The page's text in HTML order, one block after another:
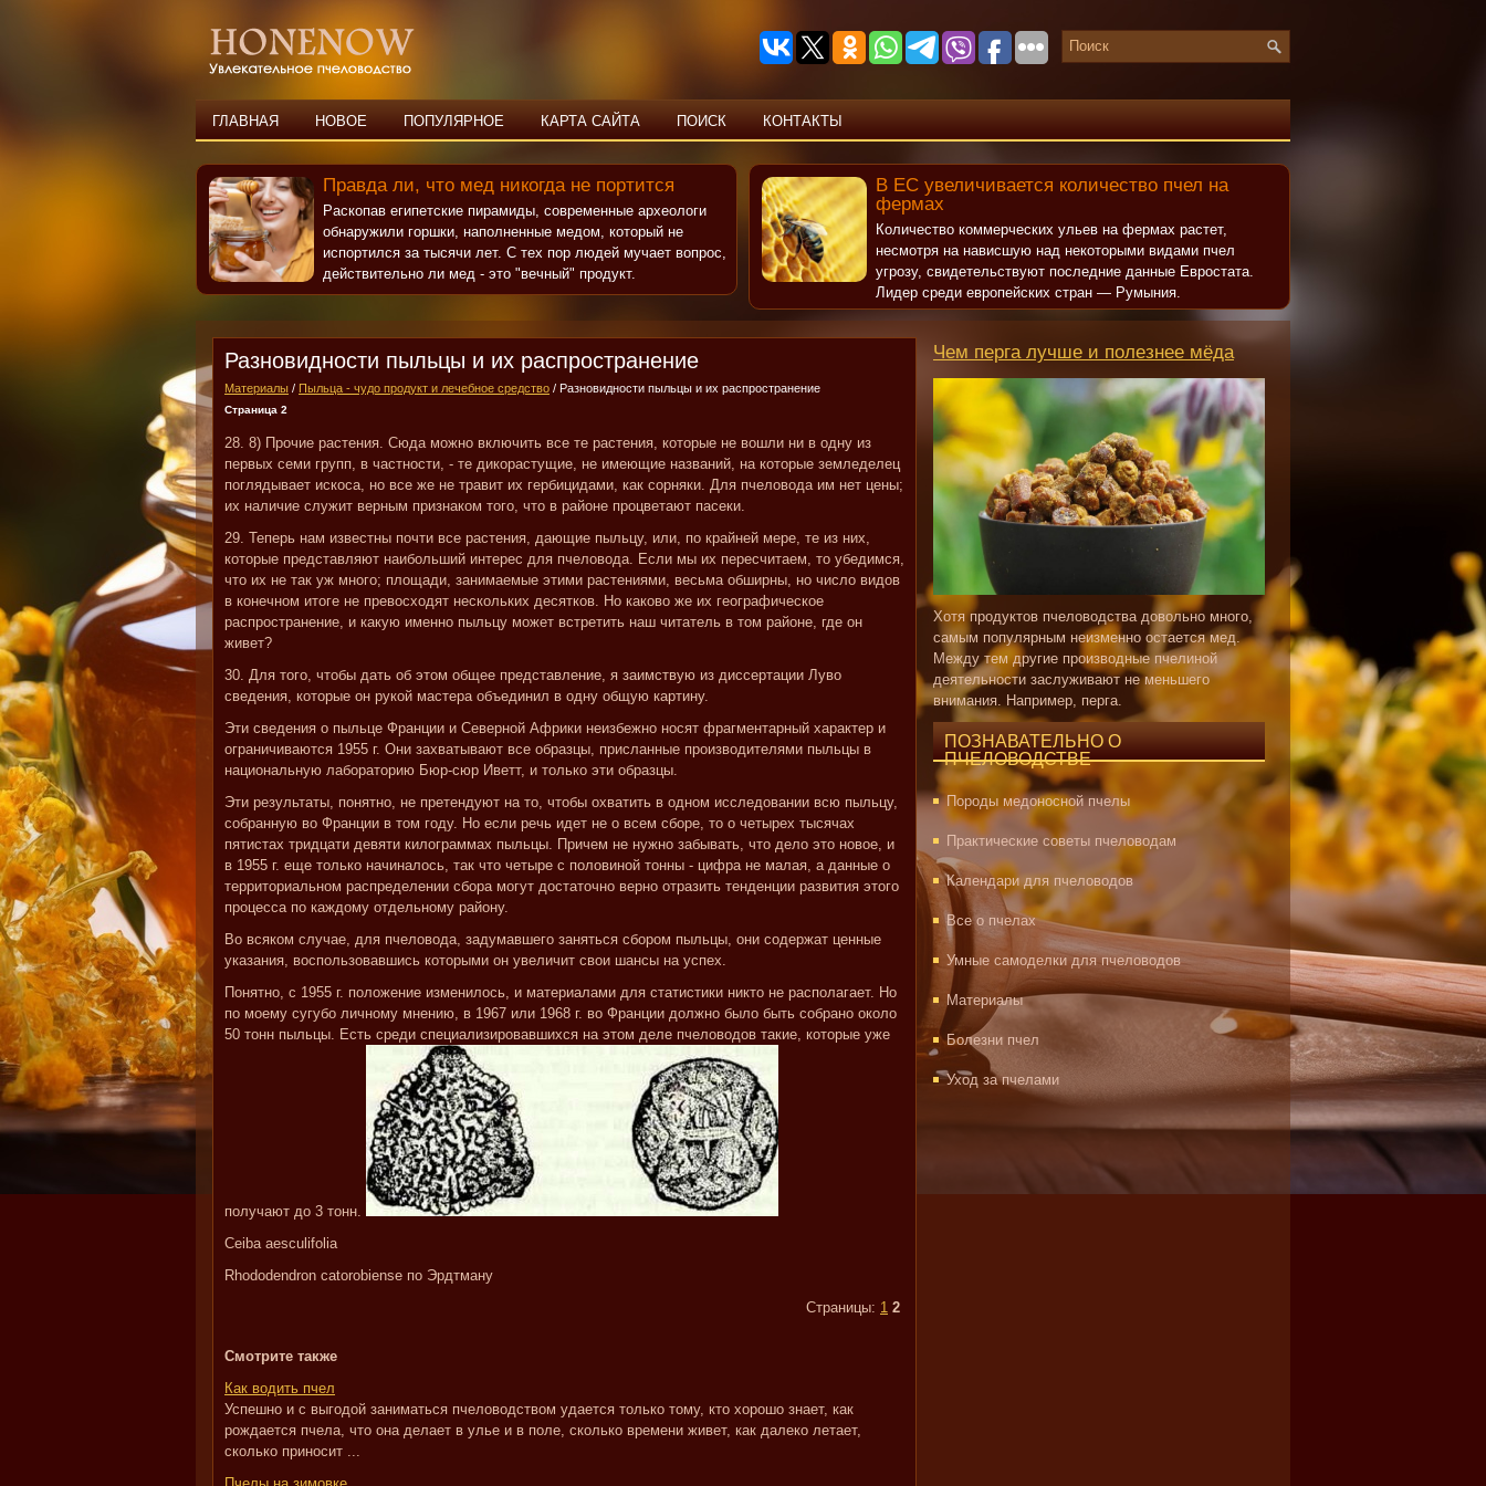
ГЛАВНАЯ НОВОЕ ПОПУЛЯРНОЕ КАРТА САЙТА ПОИСК КОНТАКТЫ
Правда ли, что мед никогда не портится
Раскопав египетские пирамиды, современные археологи
обнаружили горшки, наполненные медом, который не
испортился за тысячи лет. С тех пор людей мучает вопрос,
действительно ли мед - это "вечный" продукт.
В ЕС увеличивается количество пчел на
фермах
Количество коммерческих ульев на фермах растет,
несмотря на нависшую над некоторыми видами пчел
угрозу, свидетельствуют последние данные Евростата.
Лидер среди европейских стран — Румыния.
Разновидности пыльцы и их распространение
Материалы / Пыльца - чудо продукт и лечебное средство / Разновидности пыльцы и их распространение
Страница 2
28. 8) Прочие растения. Сюда можно включить все те растения, которые не вошли ни в одну из
первых семи групп, в частности, - те дикорастущие, не имеющие названий, на которые земледелец
поглядывает искоса, но все же не травит их гербицидами, как сорняки. Для пчеловода им нет цены;
их наличие служит верным признаком того, что в районе процветают пасеки.
29. Теперь нам известны почти все растения, дающие пыльцу, или, по крайней мере, те из них,
которые представляют наибольший интерес для пчеловода. Если мы их пересчитаем, то убедимся,
что их не так уж много; площади, занимаемые этими растениями, весьма обширны, но число видов
в конечном итоге не превосходят нескольких десятков. Но каково же их географическое
распространение, и какую именно пыльцу может встретить наш читатель в том районе, где он
живет?
30. Для того, чтобы дать об этом общее представление, я заимствую из диссертации Луво
сведения, которые он рукой мастера объединил в одну общую картину.
Эти сведения о пыльце Франции и Северной Африки неизбежно носят фрагментарный характер и
ограничиваются 1955 г. Они захватывают все образцы, присланные производителями пыльцы в
национальную лабораторию Бюр-сюр Иветт, и только эти образцы.
Эти результаты, понятно, не претендуют на то, чтобы охватить в одном исследовании всю пыльцу,
собранную во Франции в том году. Но если речь идет не о всем сборе, то о четырех тысячах
пятистах тридцати девяти килограммах пыльцы. Причем не нужно забывать, что дело это новое, и
в 1955 г. еще только начиналось, так что четыре с половиной тонны - цифра не малая, а данные о
территориальном распределении сбора могут достаточно верно отразить тенденции развития этого
процесса по каждому отдельному району.
Во всяком случае, для пчеловода, задумавшего заняться сбором пыльцы, они содержат ценные
указания, воспользовавшись которыми он увеличит свои шансы на успех.
Понятно, с 1955 г. положение изменилось, и материалами для статистики никто не располагает. Но
по моему сугубо личному мнению, в 1967 или 1968 г. во Франции должно было быть собрано около
50 тонн пыльцы. Есть среди специализировавшихся на этом деле пчеловодов такие, которые уже
получают до 3 тонн.
Ceiba aesculifolia
Rhododendron catorobiense по Эрдтману
Страницы: 1 2
Смотрите также
Как водить пчел
Успешно и с выгодой заниматься пчеловодством удается только тому, кто хорошо знает, как
рождается пчела, что она делает в улье и в поле, сколько времени живет, как далеко летает,
сколько приносит ...
Чем перга лучше и полезнее мёда
Хотя продуктов пчеловодства довольно много,
самым популярным неизменно остается мед.
Между тем другие производные пчелиной
деятельности заслуживают не меньшего
внимания. Например, перга.
ПОЗНАВАТЕЛЬНО О
ПЧЕЛОВОДСТВЕ
Породы медоносной пчелы
Практические советы пчеловодам
Календари для пчеловодов
Все о пчелах
Умные самоделки для пчеловодов
Материалы
Болезни пчел
Уход за пчелами